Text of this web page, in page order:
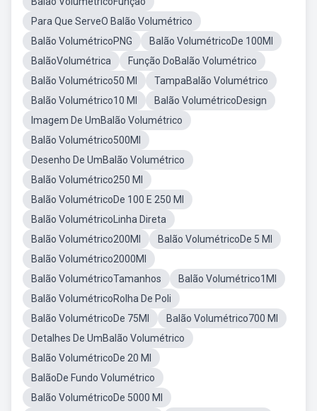
Para Que ServeO Balão Volumétrico
Balão VolumétricoPNG
Balão VolumétricoDe 100Ml
BalãoVolumétrica
Função DoBalão Volumétrico
Balão Volumétrico50 Ml
TampaBalão Volumétrico
Balão Volumétrico10 Ml
Balão VolumétricoDesign
Imagem De UmBalão Volumétrico
Balão Volumétrico500Ml
Desenho De UmBalão Volumétrico
Balão Volumétrico250 Ml
Balão VolumétricoDe 100 E 250 Ml
Balão VolumétricoLinha Direta
Balão Volumétrico200Ml
Balão VolumétricoDe 5 Ml
Balão Volumétrico2000Ml
Balão VolumétricoTamanhos
Balão Volumétrico1Ml
Balão VolumétricoRolha De Poli
Balão VolumétricoDe 75Ml
Balão Volumétrico700 Ml
Detalhes De UmBalão Volumétrico
Balão VolumétricoDe 20 Ml
BalãoDe Fundo Volumétrico
Balão VolumétricoDe 5000 Ml